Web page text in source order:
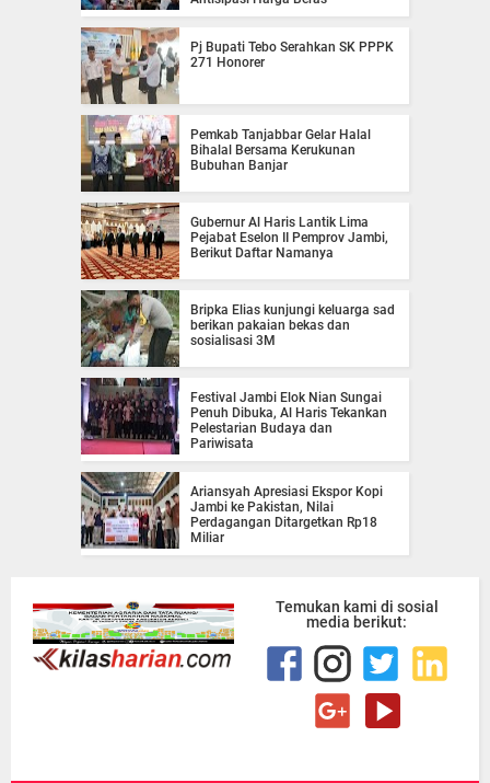
Pj Bupati Tebo Serahkan SK PPPK
271 Honorer
Pemkab Tanjabbar Gelar Halal
Bihalal Bersama Kerukunan
Bubuhan Banjar
Gubernur Al Haris Lantik Lima
Pejabat Eselon II Pemprov Jambi,
Berikut Daftar Namanya
Bripka Elias kunjungi keluarga sad
berikan pakaian bekas dan
sosialisasi 3M
Festival Jambi Elok Nian Sungai
Penuh Dibuka, Al Haris Tekankan
Pelestarian Budaya dan
Pariwisata
Ariansyah Apresiasi Ekspor Kopi
Jambi ke Pakistan, Nilai
Perdagangan Ditargetkan Rp18
Miliar
Temukan kami di sosial
media berikut: